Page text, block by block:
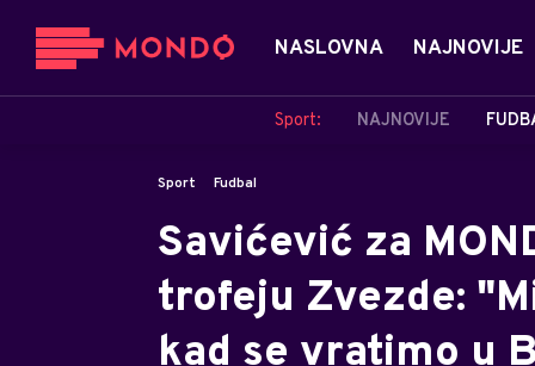
NASLOVNA NAJNOVIJE
Sport: NAJNOVIJE
Sport Fudbal
Savićević za
trofeju Zvezde:
kad se vratimo u